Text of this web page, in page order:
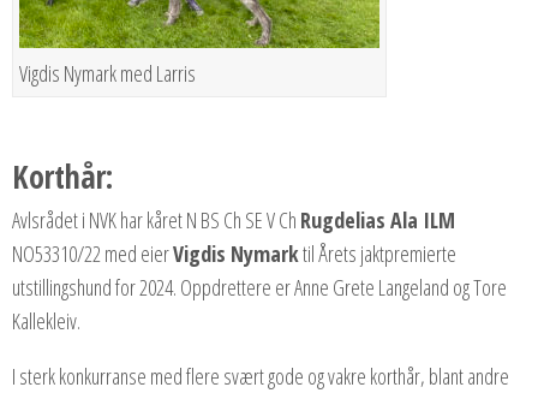
Vigdis Nymark med Larris
Korthår:
Avlsrådet i NVK har kåret N BS Ch SE V Ch Rugdelias Ala ILM
NO53310/22 med eierVigdis Nymarktil Årets jaktpremierte
utstillingshund for 2024. Oppdrettere er Anne Grete Langeland og Tore
Kallekleiv.
I sterk konkurranse med flere svært gode og vakre korthår, blant andre